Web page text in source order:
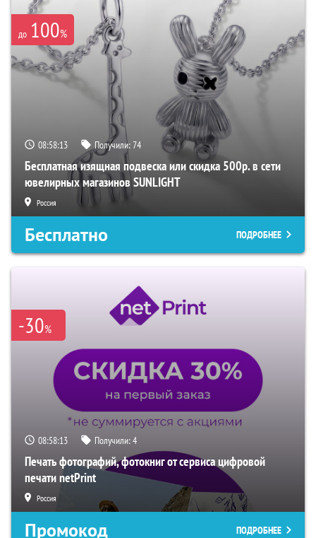
до 100%
08:58:12 Получили:74
Бесплатная изящная подвеска или скидка 500р. в сети
ювелирных магазинов SUNLIGHT
Россия
Бесплатно ПОДРОБНЕЕ
-30%
08:58:12 Получили:4
Печать фотографий, фотокниг от сервиса цифровой
печати netPrint
Россия
Промокод ПОДРОБНЕЕ